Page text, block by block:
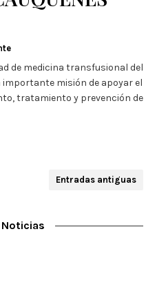
de medicina transfusional del
importante misión de apoyar el
tratamiento y prevención de
Entradas antiguas